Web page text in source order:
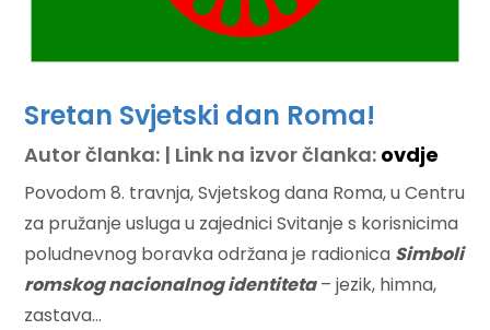
Sretan Svjetski dan Roma!
Autor članka: | Link na izvor članka: ovdje
Povodom 8. travnja, Svjetskog dana Roma, u Centru
za pružanje usluga u zajednici Svitanje s korisnicima
poludnevnog boravka održana je radionica Simboli
romskog nacionalnog identiteta– jezik, himna,
zastava…